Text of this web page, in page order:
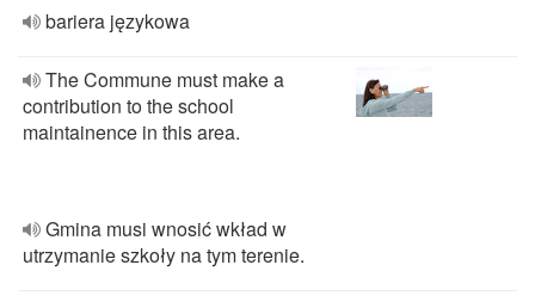
bariera językowa
The Commune must make a
contribution to the school
maintainence in this area.
Gmina musi wnosić wkład w
utrzymanie szkoły na tym terenie.